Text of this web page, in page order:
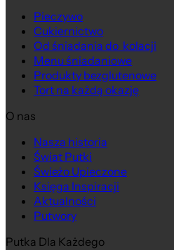
Pieczywo
Cukiernictwo
Od śniadania do kolacji
Menu śniadaniowe
Produkty bezglutenowe
Tort na każdą okazję
O nas
Nasza historia
Świat Putki
Świeżo Upieczone
Księga Inspiracji
Aktualności
Putwory
Putka Dla Każdego